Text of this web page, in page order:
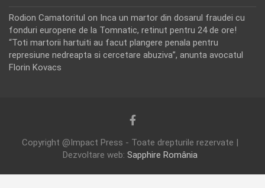
Rodion Camatoritul on Inca un martor din dosarul fraudei cu
fonduri europene de la Tomnatic, retinut pentru 24 de ore!
“Toti martorii hartuiti au facut plangere penala pentru
represiune nedreapta si cercetare abuziva”, anunta avocatul
Florin Kovacs
Copyright @Impact Press - Toate drepturile rezervate |
Dezvoltare web: Sapphire România